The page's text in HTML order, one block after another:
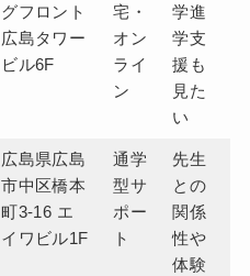
グフロント
広島タワー
ビル6F
宅・
オン
ライ
ン
学進
学支
援も
見た
い
広島県広島
市中区橋本
町3-16 エ
イワビル1F
通学
型サ
ポー
ト
先生
との
関係
性や
体験